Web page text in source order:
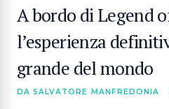
A bordo di Legend
l’esperienza
grande del mondo
DA SALVATORE MANFREDONIA